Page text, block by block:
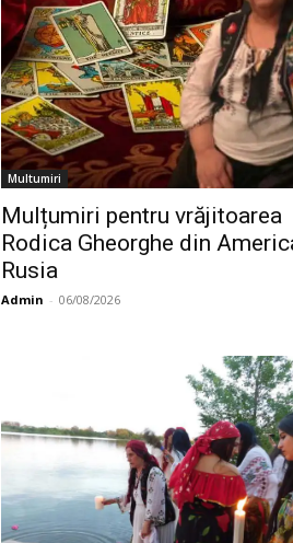
Multumiri
Mulțumiri pentru vrăjitoarea
Rodica Gheorghe din
Rusia
Admin - 06/08/2026